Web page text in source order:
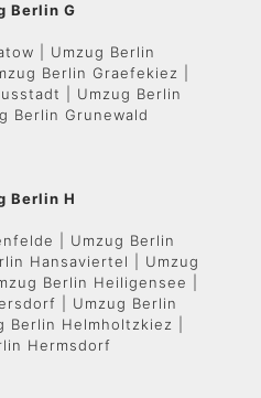
Berlin G
| Umzug Berlin
Berlin Graefekiez |
| Umzug Berlin
Berlin Grunewald
Berlin H
| Umzug Berlin
Hansaviertel | Umzug
Berlin Heiligensee |
| Umzug Berlin
Helmholtzkiez |
Hermsdorf